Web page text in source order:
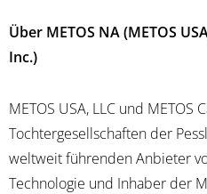
Über METOS NA (METOS
Inc.)
METOS USA, LLC und METOS
Tochtergesellschaften der
weltweit führenden Anbieter
Technologie und Inhaber der